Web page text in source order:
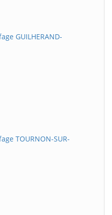
GUILHERAND-
TOURNON-SUR-